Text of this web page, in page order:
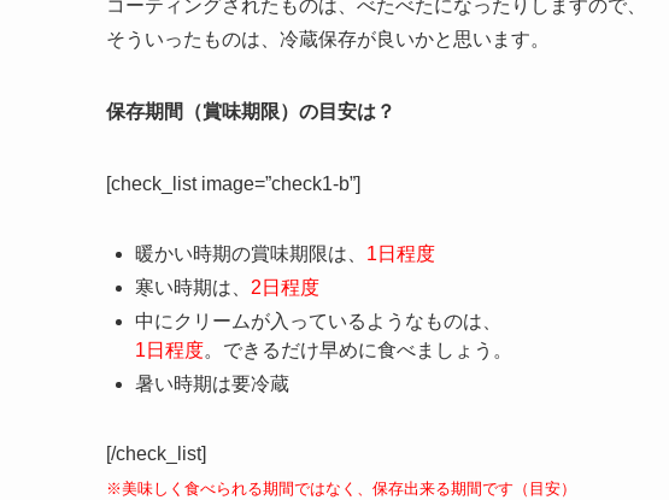
コーティングされたものは、べたべたになったりしますので、
そういったものは、冷蔵保存が良いかと思います。
保存期間（賞味期限）の目安は？
[check_list image=”check1-b”]
暖かい時期の賞味期限は、 1日程度
寒い時期は、 2日程度
中にクリームが入っているようなものは、
1日程度。できるだけ早めに食べましょう。
暑い時期は要冷蔵
[/check_list]
※美味しく食べられる期間ではなく、保存出来る期間です（目安）